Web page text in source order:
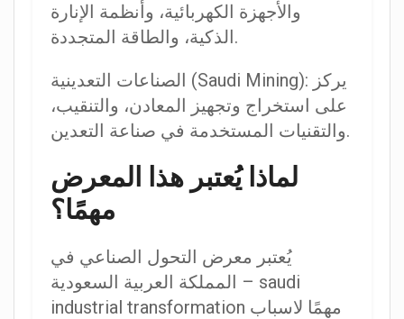
والأجهزة الكهربائية، وأنظمة الإنارة
الذكية، والطاقة المتجددة.
الصناعات التعدينية (Saudi Mining): يركز
على استخراج وتجهيز المعادن، والتنقيب،
والتقنيات المستخدمة في صناعة التعدين.
لماذا يُعتبر هذا المعرض
مهمًا؟
يُعتبر معرض التحول الصناعي في
المملكة العربية السعودية – saudi
industrial transformation مهمًا لاسباب